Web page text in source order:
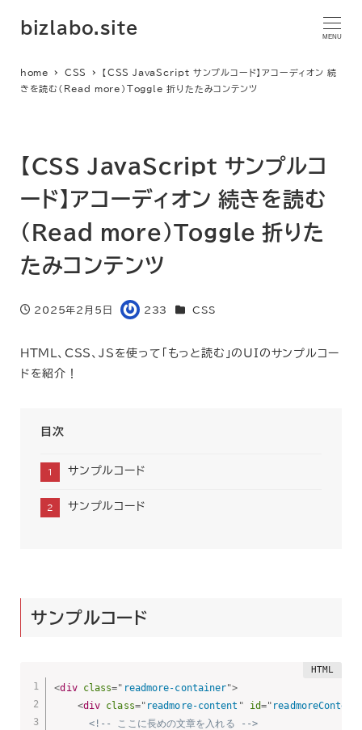
bizlabo.site
MENU
home CSS
【CSS JavaScript サンプルコード】アコーディオン 続
きを読む（Read more）Toggle 折りたたみコンテンツ
【CSS JavaScript サンプルコ
ード】アコーディオン 続きを読む
（Read more）Toggle 折りた
たみコンテンツ
投稿日
2025年2月5日
著
233 カテゴリー
CSS
HTML、CSS、JSを使って「もっと読む」のUIのサンプルコー
ドを紹介！
目次
サンプルコード
サンプルコード
サンプルコード
<div class=" readmore-container">
<div class=" readmore-content " id=" readmoreContent
<!-- ここに長めの文章を入れる -->